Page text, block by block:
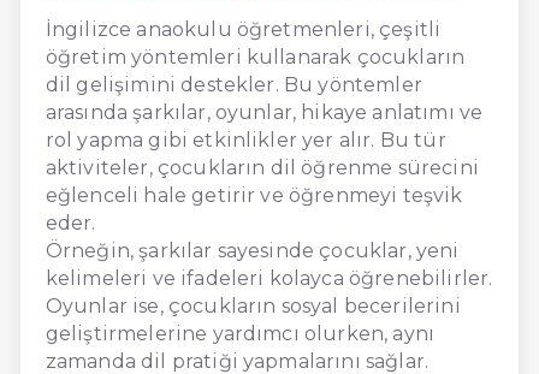
İngilizce anaokulu öğretmenleri, çeşitli
öğretim yöntemleri kullanarak çocukların
dil gelişimini destekler. Bu yöntemler
arasında şarkılar, oyunlar, hikaye anlatımı ve
rol yapma gibi etkinlikler yer alır. Bu tür
aktiviteler, çocukların dil öğrenme sürecini
eğlenceli hale getirir ve öğrenmeyi teşvik
eder.
Örneğin, şarkılar sayesinde çocuklar, yeni
kelimeleri ve ifadeleri kolayca öğrenebilirler.
Oyunlar ise, çocukların sosyal becerilerini
geliştirmelerine yardımcı olurken, aynı
zamanda dil pratiği yapmalarını sağlar.